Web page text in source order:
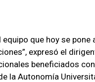
equipo que hoy se
expresó el
beneficiados
la Autonomía